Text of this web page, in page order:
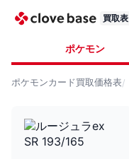
買取表
ポケモン
ポケモンカード買取価格表